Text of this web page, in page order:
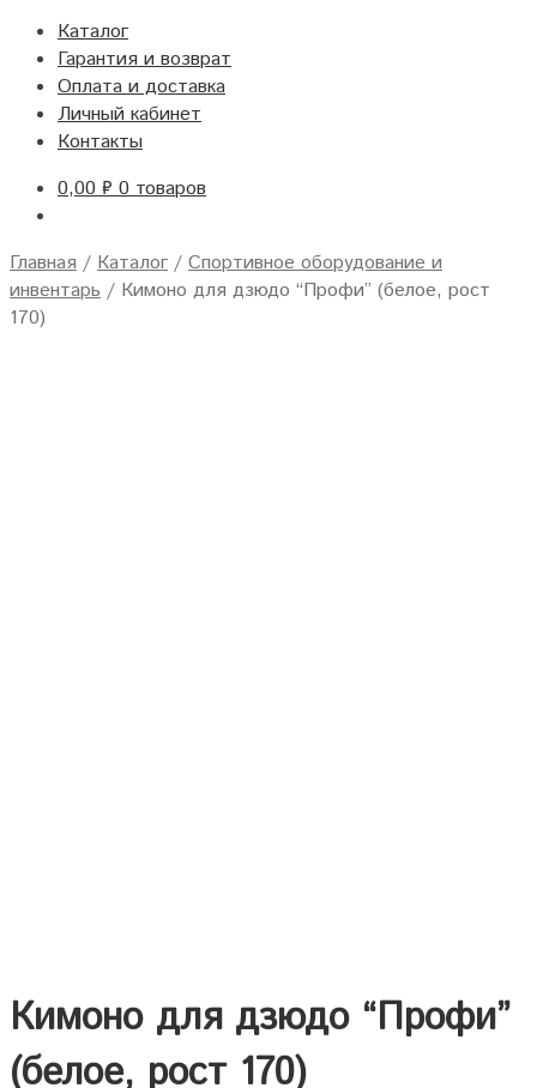
Каталог
Гарантия и возврат
Оплата и доставка
Личный кабинет
Контакты
0,00₽ 0 товаров
Главная / Каталог / Спортивное оборудование и
инвентарь / Кимоно для дзюдо “Профи” (белое, рост
170)
Кимоно для дзюдо “Профи”
(белое, рост 170)